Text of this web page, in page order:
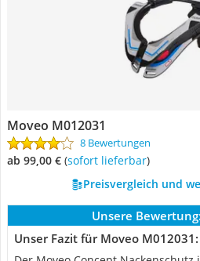
Moveo M012031
8 Bewertungen
ab 99,00 € ( Sofort lieferbar)
Preisvergleich und
Unsere Bewertung:
Unser Fazit für Moveo M012031: